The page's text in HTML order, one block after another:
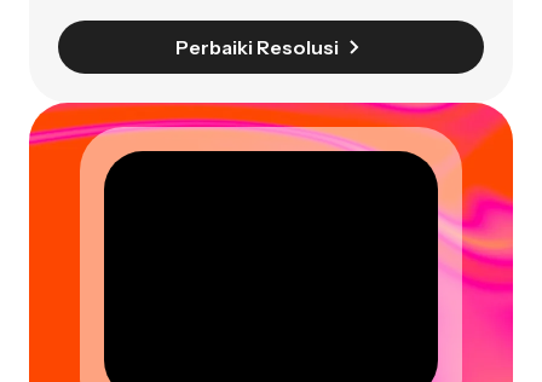
Perbaiki Resolusi